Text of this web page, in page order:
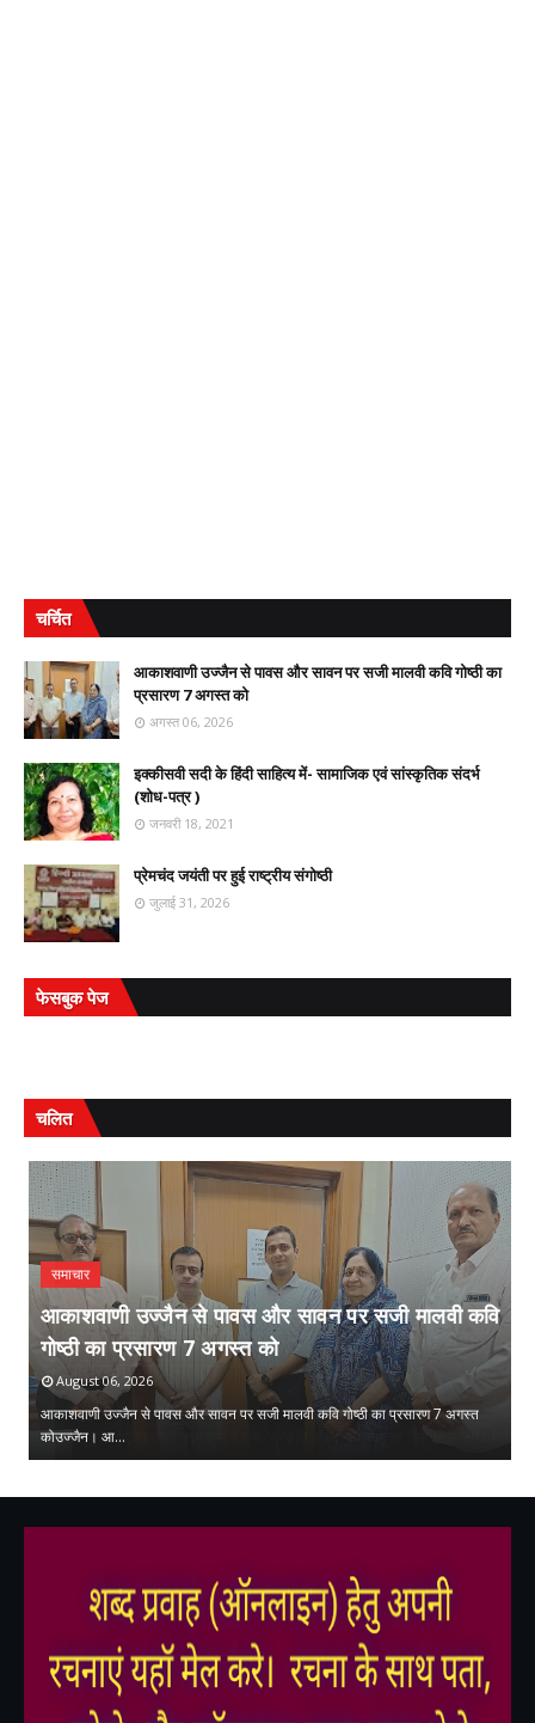
चर्चित
आकाशवाणी उज्जैन से पावस और सावन पर सजी मालवी कवि गोष्ठी का
प्रसारण 7 अगस्त को
अगस्त 06, 2026
इक्कीसवी सदी के हिंदी साहित्य में- सामाजिक एवं सांस्कृतिक संदर्भ
(शोध-पत्र )
जनवरी 18, 2021
प्रेमचंद जयंती पर हुई राष्ट्रीय संगोष्ठी
जुलाई 31, 2026
फेसबुक पेज
चलित
समाचार
आकाशवाणी उज्जैन से पावस और सावन पर सजी मालवी कवि
गोष्ठी का प्रसारण 7 अगस्त को
August 06, 2026
आकाशवाणी उज्जैन से पावस और सावन पर सजी मालवी कवि गोष्ठी का प्रसारण 7 अगस्त
कोउज्जैन। आ…